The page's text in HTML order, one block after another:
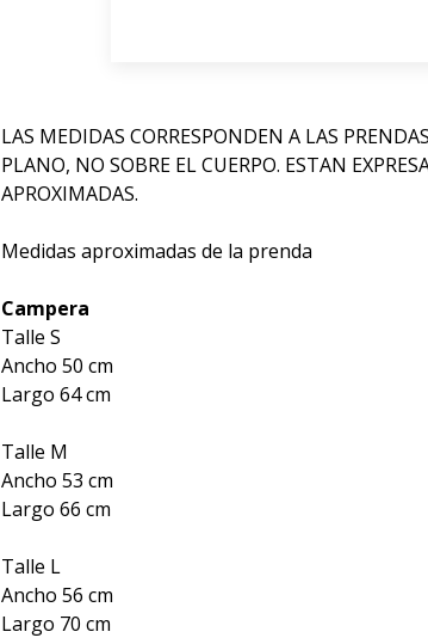
LAS MEDIDAS CORRESPONDEN A LAS
PLANO, NO SOBRE EL CUERPO. ESTAN
APROXIMADAS.
Medidas aproximadas de la prenda
Campera
Talle S
Ancho 50 cm
Largo 64 cm
Talle M
Ancho 53 cm
Largo 66 cm
Talle L
Ancho 56 cm
Largo 70 cm